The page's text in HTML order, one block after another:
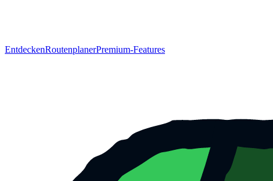
EntdeckenRoutenplanerPremium-Features